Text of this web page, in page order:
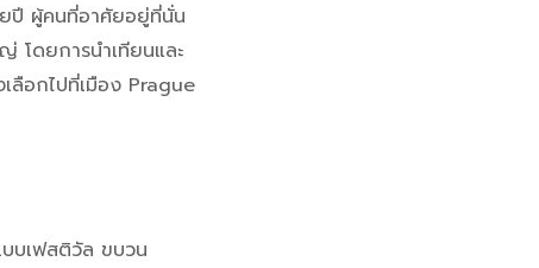
ปี ผู้คนที่อาศัยอยู่ที่นั่น
โดยการนำเทียนและ
ลือกไปที่เมือง Prague
บบเฟสติวัล ขบวน